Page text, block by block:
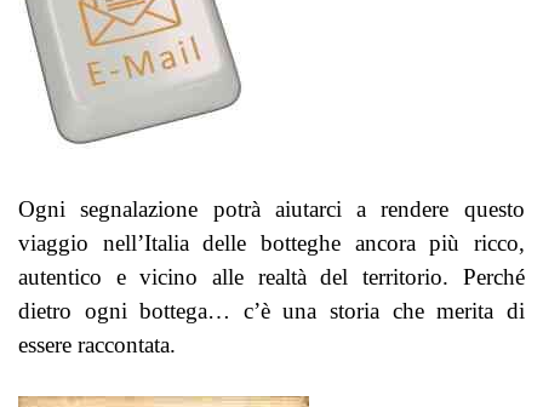
Ogni segnalazione potrà aiutarci a rendere questo
viaggio nell’Italia delle botteghe ancora più ricco,
autentico e vicino alle realtà del territorio. Perché
dietro ogni bottega… c’è una storia che merita di
essere raccontata.